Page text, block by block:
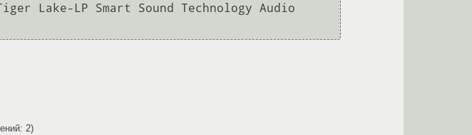
Lake-LP Smart Sound Technology Audio
2)